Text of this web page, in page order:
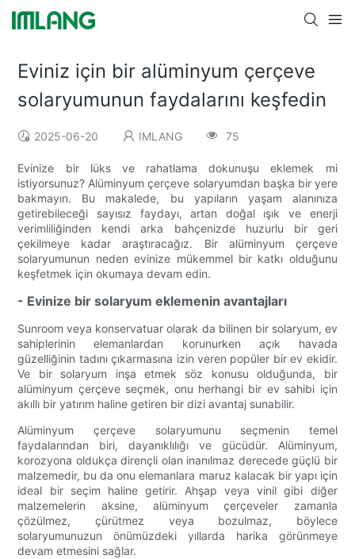
Eviniz için bir alüminyum çerçeve
solaryumunun faydalarını keşfedin
2025-06-20 IMLANG 75
Evinize bir lüks ve rahatlama dokunuşu eklemek mi
istiyorsunuz? Alüminyum çerçeve solaryumdan başka bir yere
bakmayın. Bu makalede, bu yapıların yaşam alanınıza
getirebileceği sayısız faydayı, artan doğal ışık ve enerji
verimliliğinden kendi arka bahçenizde huzurlu bir geri
çekilmeye kadar araştıracağız. Bir alüminyum çerçeve
solaryumunun neden evinize mükemmel bir katkı olduğunu
keşfetmek için okumaya devam edin.
- Evinize bir solaryum eklemenin avantajları
Sunroom veya konservatuar olarak da bilinen bir solaryum, ev
sahiplerinin elemanlardan korunurken açık havada
güzelliğinin tadını çıkarmasına izin veren popüler bir ev ekidir.
Ve bir solaryum inşa etmek söz konusu olduğunda, bir
alüminyum çerçeve seçmek, onu herhangi bir ev sahibi için
akıllı bir yatırım haline getiren bir dizi avantaj sunabilir.
Alüminyum çerçeve solaryumunu seçmenin temel
faydalarından biri, dayanıklılığı ve gücüdür. Alüminyum,
korozyona oldukça dirençli olan inanılmaz derecede güçlü bir
malzemedir, bu da onu elemanlara maruz kalacak bir yapı için
ideal bir seçim haline getirir. Ahşap veya vinil gibi diğer
malzemelerin aksine, alüminyum çerçeveler zamanla
çözülmez, çürütmez veya bozulmaz, böylece
solaryumunuzun önümüzdeki yıllarda harika görünmeye
devam etmesini sağlar.